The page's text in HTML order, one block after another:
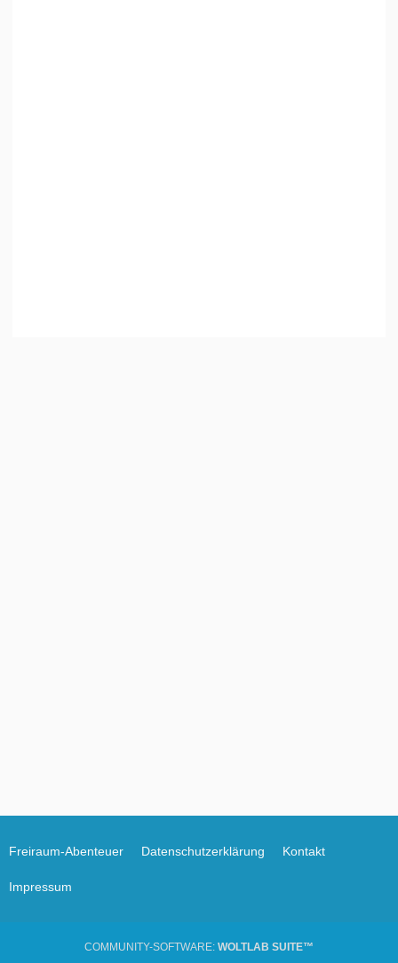
Freiraum-Abenteuer Datenschutzerklärung Kontakt
Impressum
COMMUNITY-SOFTWARE: WOLTLAB SUITE™